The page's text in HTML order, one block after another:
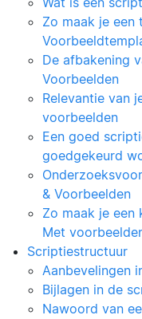
Zo maak je een
De afbakening
Voorbeelden
Relevantie van
voorbeelden
Een goed
goedgekeurd
& Voorbeelden
Zo maak je een
Met
Scriptiestructuur
Aanbevelingen
Bijlagen in de
Nawoord van